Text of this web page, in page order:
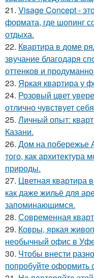
21. Visage Concept -
формата, где шопинг
отдыха.
22. Квартира в доме
звучание благодаря
оттенков и
23. Яркая квартира у
24. Розовый цвет
отлично чувствует
25. Личный опыт:
Казани.
26. Дом на побережье
того, как архитектура
природы.
27. Цветная квартира
как даже жильё для
запоминающимся.
28. Современная
29. Ковры, яркая
необычный офис в
30. Чтобы внести
попробуйте оформить